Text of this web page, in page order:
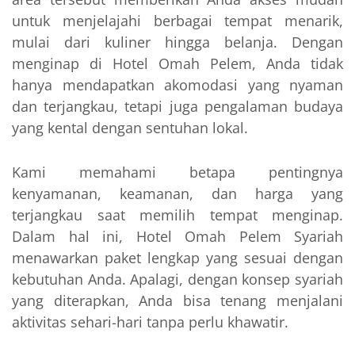
untuk menjelajahi berbagai tempat menarik,
mulai dari kuliner hingga belanja. Dengan
menginap di Hotel Omah Pelem, Anda tidak
hanya mendapatkan akomodasi yang nyaman
dan terjangkau, tetapi juga pengalaman budaya
yang kental dengan sentuhan lokal.
Kami memahami betapa pentingnya
kenyamanan, keamanan, dan harga yang
terjangkau saat memilih tempat menginap.
Dalam hal ini, Hotel Omah Pelem Syariah
menawarkan paket lengkap yang sesuai dengan
kebutuhan Anda. Apalagi, dengan konsep syariah
yang diterapkan, Anda bisa tenang menjalani
aktivitas sehari-hari tanpa perlu khawatir.